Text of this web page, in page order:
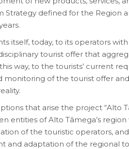
Strategy defined for the Region
itself, today, to its operators
tourist offer that
way, to the tourists’ current
monitoring of the tourist offer
that arise the project “Alto
entities of Alto Tâmega’s
of the touristic operators,
and adaptation of the regional